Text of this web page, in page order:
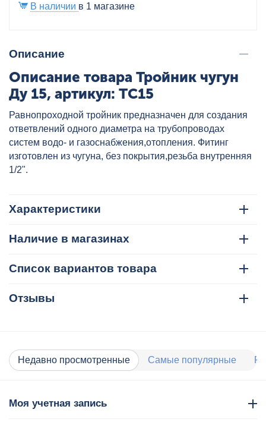
В наличии в 1 магазине
Описание
Описание товара Тройник чугун
Ду 15, артикул: TC15
Равнопроходной тройник предназначен для создания
ответвлений одного диаметра на трубопроводах
систем водо- и газоснабжения,отопления. Фитинг
изготовлен из чугуна, без покрытия,резьба внутренняя
1/2".
Характеристики
Наличие в магазинах
Список вариантов товара
Отзывы
Недавно просмотренные Самые популярные
Моя учетная запись